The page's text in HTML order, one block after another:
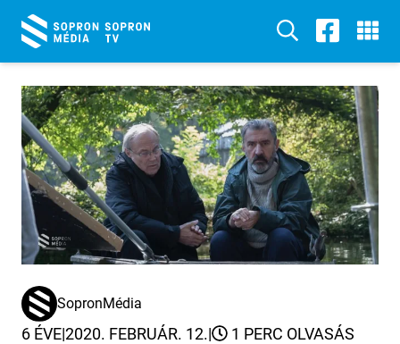
SopronMédia
6 ÉVE|2020. FEBRUÁR. 12.| 1 PERC OLVASÁS